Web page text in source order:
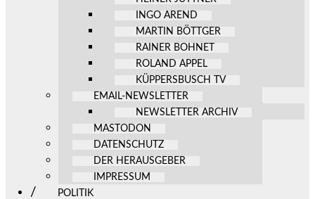
INGO AREND
MARTIN BÖTTGER
RAINER BOHNET
ROLAND APPEL
KÜPPERSBUSCH TV
EMAIL-NEWSLETTER
NEWSLETTER ARCHIV
MASTODON
DATENSCHUTZ
DER HERAUSGEBER
IMPRESSUM
POLITIK